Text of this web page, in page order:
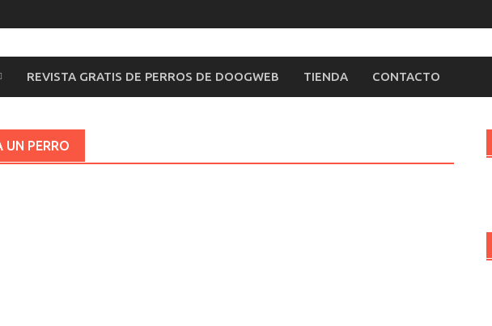
REVISTA GRATIS DE PERROS DE DOOGWEB TIENDA CONTACTO
UN PERRO